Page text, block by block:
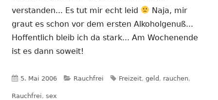
verstanden... Es tut mir echt leid
Naja, mir
graut es schon vor dem ersten Alkoholgenuß...
Hoffentlich bleib ich da stark... Am Wochenende
ist es dann soweit!
Veröffentlicht
am
5. Mai 2006 Kategorien
Rauchfrei Schlagwörter
Freizeit, geld , rauchen,
Rauchfrei, sex